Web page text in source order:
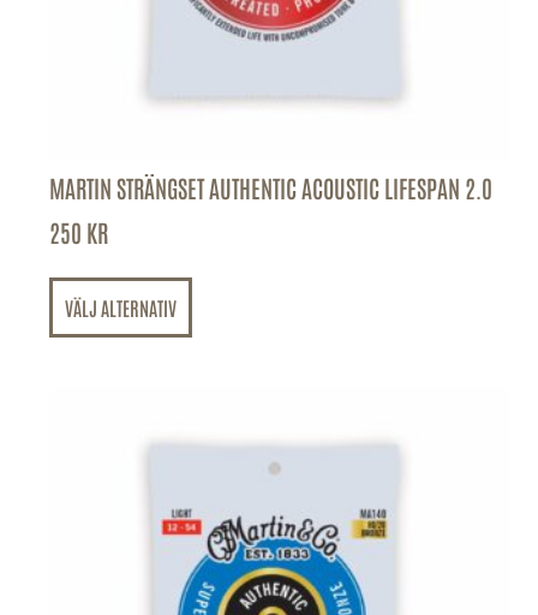
MARTIN STRÄNGSET AUTHENTIC ACOUSTIC LIFESPAN 2.0
250 KR
VÄLJ ALTERNATIV